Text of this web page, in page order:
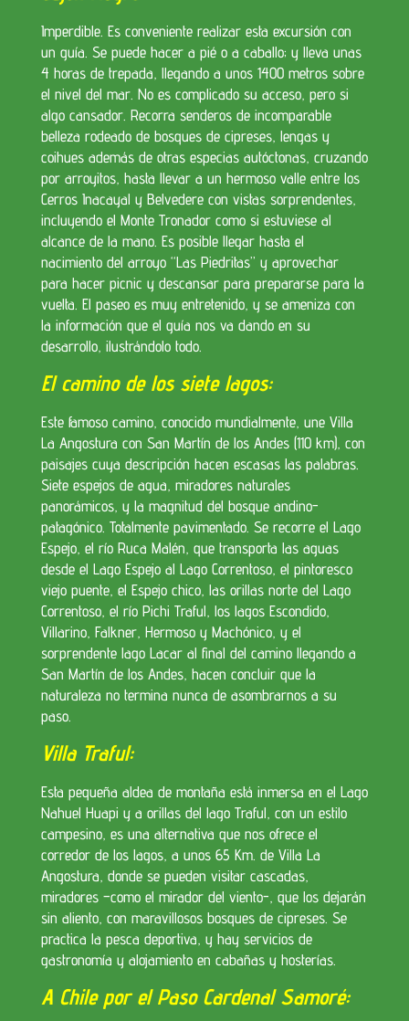
Imperdible. Es conveniente realizar esta excursión con
un guía. Se puede hacer a pié o a caballo; y lleva unas
4 horas de trepada, llegando a unos 1400 metros sobre
el nivel del mar. No es complicado su acceso, pero si
algo cansador. Recorra senderos de incomparable
belleza rodeado de bosques de cipreses, lengas y
coihues además de otras especias autóctonas, cruzando
por arroyitos, hasta llevar a un hermoso valle entre los
Cerros Inacayal y Belvedere con vistas sorprendentes,
incluyendo el Monte Tronador como si estuviese al
alcance de la mano. Es posible llegar hasta el
nacimiento del arroyo “Las Piedritas” y aprovechar
para hacer picnic y descansar para prepararse para la
vuelta. El paseo es muy entretenido, y se ameniza con
la información que el guía nos va dando en su
desarrollo, ilustrándolo todo.
El camino de los siete lagos:
Este famoso camino, conocido mundialmente, une Villa
La Angostura con San Martín de los Andes (110 km), con
paisajes cuya descripción hacen escasas las palabras.
Siete espejos de agua, miradores naturales
panorámicos, y la magnitud del bosque andino-
patagónico. Totalmente pavimentado. Se recorre el Lago
Espejo, el río Ruca Malén, que transporta las aguas
desde el Lago Espejo al Lago Correntoso, el pintoresco
viejo puente, el Espejo chico, las orillas norte del Lago
Correntoso, el río Pichi Traful, los lagos Escondido,
Villarino, Falkner, Hermoso y Machónico, y el
sorprendente lago Lacar al final del camino llegando a
San Martín de los Andes, hacen concluir que la
naturaleza no termina nunca de asombrarnos a su
paso.
Villa Traful:
Esta pequeña aldea de montaña está inmersa en el Lago
Nahuel Huapi y a orillas del lago Traful, con un estilo
campesino, es una alternativa que nos ofrece el
corredor de los lagos, a unos 65 Km. de Villa La
Angostura, donde se pueden visitar cascadas,
miradores –como el mirador del viento-, que los dejarán
sin aliento, con maravillosos bosques de cipreses. Se
practica la pesca deportiva, y hay servicios de
gastronomía y alojamiento en cabañas y hosterías.
A Chile por el Paso Cardenal Samoré: